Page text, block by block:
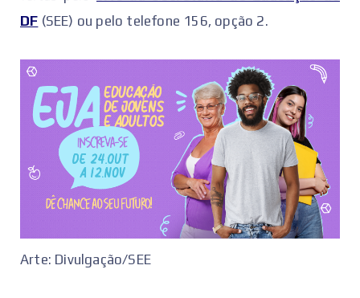
DF (SEE) ou pelo telefone 156, opção 2.
Arte: Divulgação/SEE